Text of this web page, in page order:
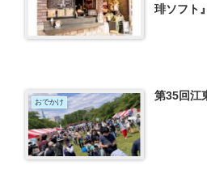
琲ソフト
おでかけ 第35回江